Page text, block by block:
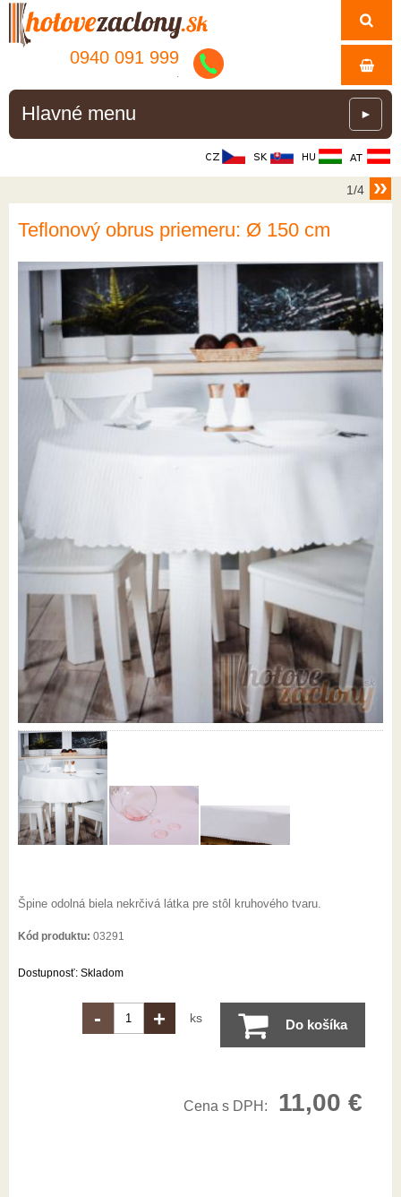
0940 091 999
Hlavné menu ►
1/4
Teflonový obrus priemeru: Ø 150 cm
Špine odolná biela nekrčivá látka pre stôl kruhového tvaru.
Kód produktu: 03291
Dostupnosť: Skladom
- + ks Do košíka
Cena s DPH: 11,00 €